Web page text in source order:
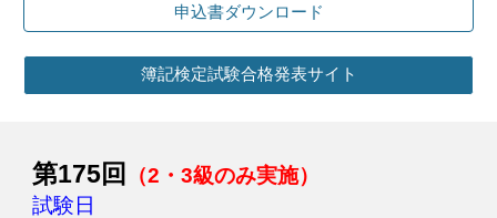
申込書ダウンロード
簿記検定試験合格発表サイト
第175回
（2・3級のみ実施）
試験日